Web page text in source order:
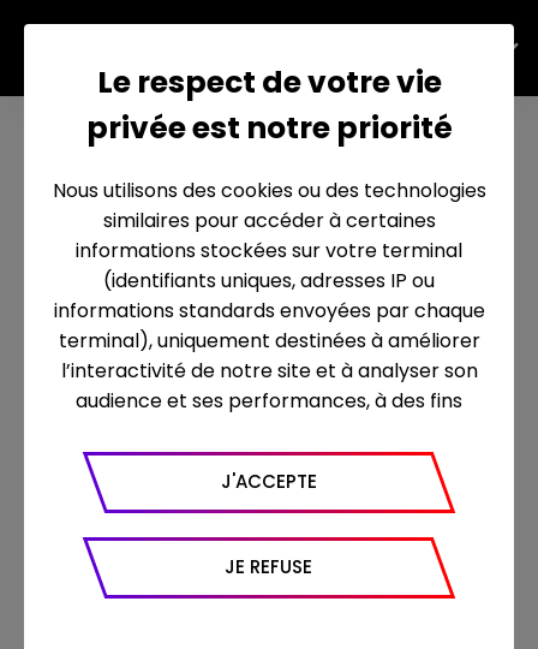
NEWS
Le respect de votre vie
privée est notre priorité
Nous utilisons des cookies ou des technologies
similaires pour accéder à certaines
informations stockées sur votre terminal
(identifiants uniques, adresses IP ou
informations standards envoyées par chaque
terminal), uniquement destinées à améliorer
l’interactivité de notre site et à analyser son
audience et ses performances, à des fins
Google Analytics pour générer des rapports
sur le trafic (nombre de visites, temps passé
sur le site, nombre de pages vues en moyenne,
appareil et navigateur utilisé, emplacement
géographique), l’origine du trafic et la
J'ACCEPTE
JE REFUSE